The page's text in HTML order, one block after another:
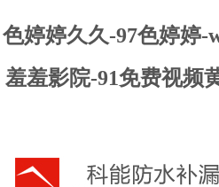
色婷婷久久-97色婷婷-
羞羞影院-91免费视频